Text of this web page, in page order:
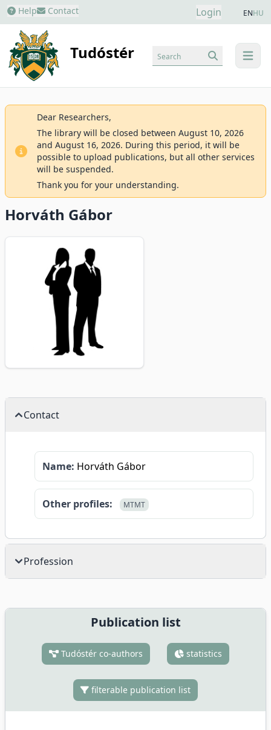
Help Contact Login ENHU
Tudóstér menu
Search
Dear Researchers,
The library will be closed between August 10, 2026
and August 16, 2026. During this period, it will be
possible to upload publications, but all other services
will be suspended.
Thank you for your understanding.
Horváth Gábor
Contact
Name: Horváth Gábor
Other profiles: MTMT
Profession
Publication list
Tudóstér co-authors statistics
filterable publication list